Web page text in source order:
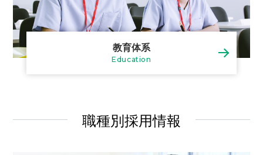
教育体系
Education
職種別採用情報